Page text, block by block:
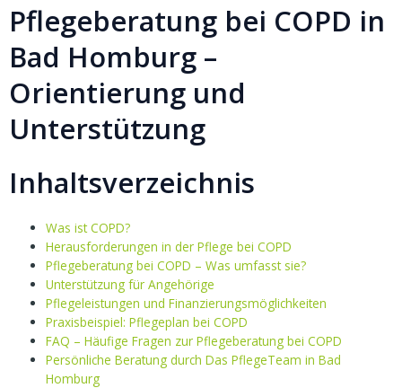
Pflegeberatung bei COPD in
Bad Homburg –
Orientierung und
Unterstützung
Inhaltsverzeichnis
Was ist COPD?
Herausforderungen in der Pflege bei COPD
Pflegeberatung bei COPD – Was umfasst sie?
Unterstützung für Angehörige
Pflegeleistungen und Finanzierungsmöglichkeiten
Praxisbeispiel: Pflegeplan bei COPD
FAQ – Häufige Fragen zur Pflegeberatung bei COPD
Persönliche Beratung durch Das PflegeTeam in Bad
Homburg